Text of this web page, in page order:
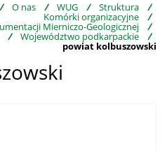
/ O nas / WUG / Struktura /
Komórki organizacyjne /
Mierniczo-Geologicznej /
/ Województwo podkarpackie /
powiat kolbuszowski